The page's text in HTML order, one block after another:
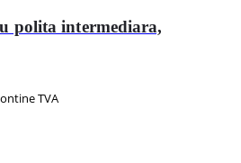
polita intermediara,
TVA